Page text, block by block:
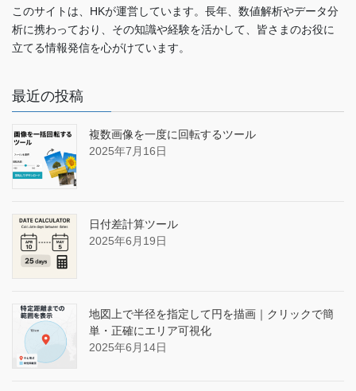
このサイトは、HKが運営しています。長年、数値解析やデータ分
析に携わっており、その知識や経験を活かして、皆さまのお役に
立てる情報発信を心がけています。
最近の投稿
複数画像を一度に回転するツール
2025年7月16日
日付差計算ツール
2025年6月19日
地図上で半径を指定して円を描画｜クリックで簡
単・正確にエリア可視化
2025年6月14日